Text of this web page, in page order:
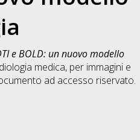
e BOLD: un nuovo modello
medica, per immagini e
ad accesso riservato.